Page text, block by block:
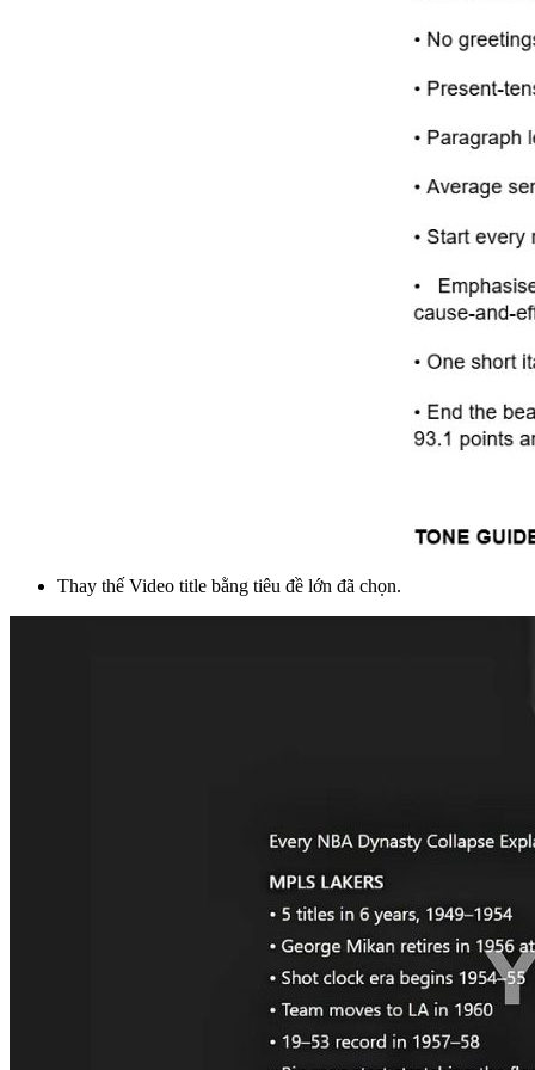
Thay thế Video title bằng tiêu đề lớn đã chọn.